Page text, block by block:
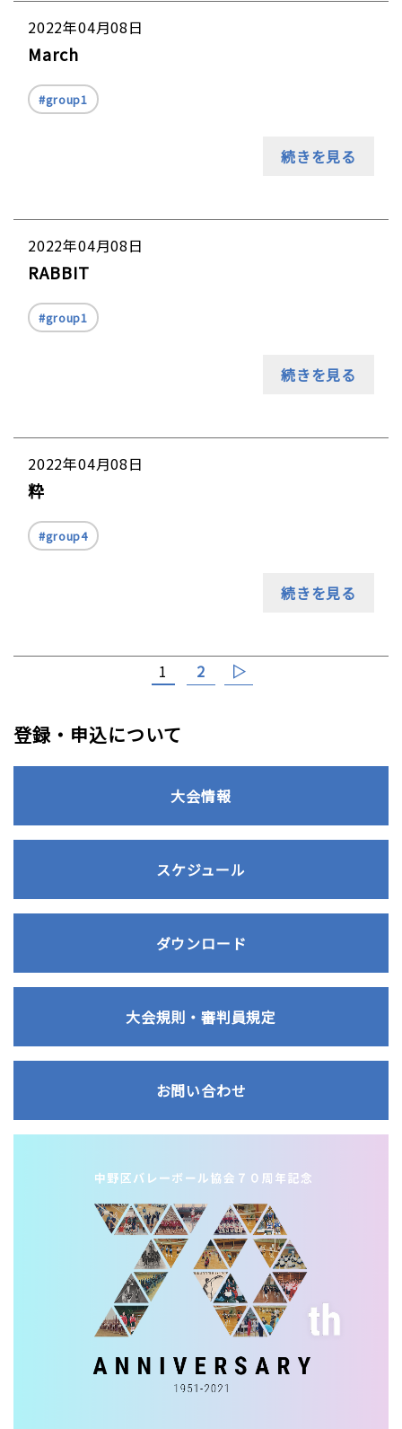
2022年04月08日
March
group1
続きを見る
2022年04月08日
RABBIT
group1
続きを見る
2022年04月08日
粋
group4
続きを見る
1 2 ▷
登録・申込について
大会情報
スケジュール
ダウンロード
大会規則・審判員規定
お問い合わせ